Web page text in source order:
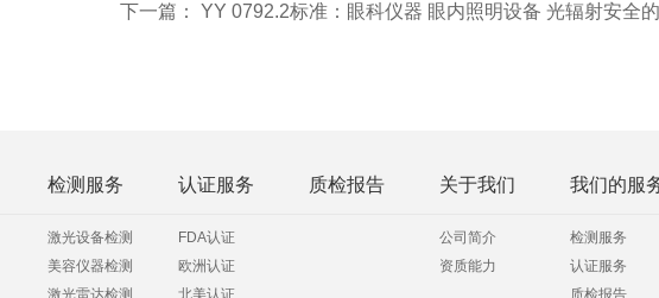
下一篇： YY 0792.2标准：眼科仪器 眼内照明设备 光辐射安全的
检测服务
激光设备检测
美容仪器检测
激光雷达检测
认证服务
FDA认证
欧洲认证
北美认证
质检报告 关于我们
公司简介
资质能力
我们的服
检测服务
认证服务
质检报告